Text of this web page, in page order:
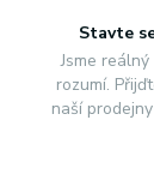
Stavte
Jsme
rozumí.
naší